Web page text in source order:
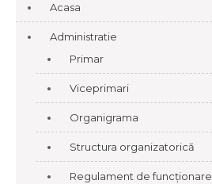
Acasa
Administratie
Primar
Viceprimari
Organigrama
Structura organizatorică
Regulament de funcționare